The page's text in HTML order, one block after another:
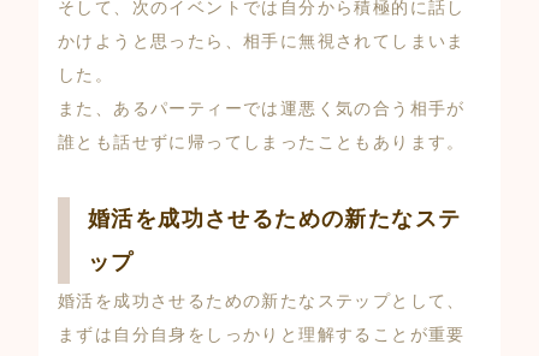
そして、次のイベントでは自分から積極的に話し
かけようと思ったら、相手に無視されてしまいま
した。
また、あるパーティーでは運悪く気の合う相手が
誰とも話せずに帰ってしまったこともあります。
婚活を成功させるための新たなステ
ップ
婚活を成功させるための新たなステップとして、
まずは自分自身をしっかりと理解することが重要